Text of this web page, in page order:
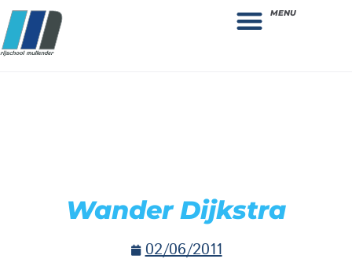
MENU
Wander Dijkstra
02/06/2011